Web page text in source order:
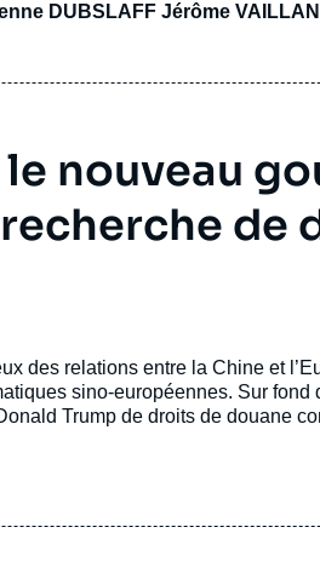
DUBSLAFF Jérôme
nouveau
de
des relations entre la Chine et
sino-européennes. Sur
Trump de droits de douane